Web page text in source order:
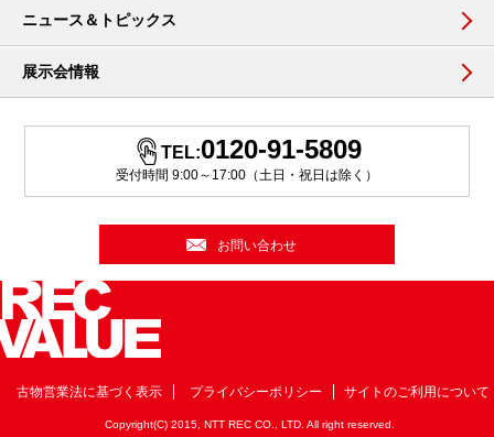
ニュース＆トピックス
展示会情報
TEL:0120-91-5809
受付時間 9:00～17:00（土日・祝日は除く）
お問い合わせ
古物営業法に基づく表示 プライバシーポリシー サイトのご利用について
Copyright(C) 2015, NTT REC CO., LTD. All right reserved.